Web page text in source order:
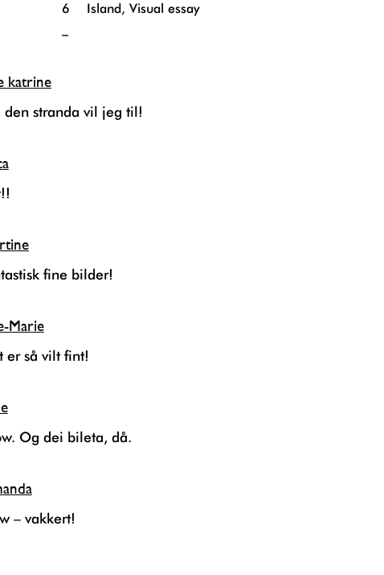
6
Island, Visual essay
katrine
den stranda vil jeg til!
fine bilder!
Marie
er så vilt fint!
Og dei bileta, då.
– vakkert!